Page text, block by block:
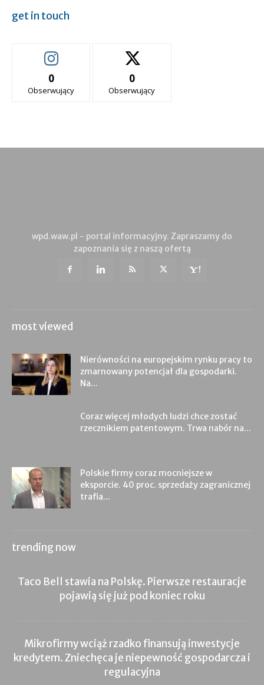
get in touch
0
Obserwujący
0
Obserwujący
wpd.waw.pl - portal informacyjny. Zapraszamy do
zapoznania się z naszą ofertą
most viewed
Nierówności na europejskim rynku pracy to
zmarnowany potencjał dla gospodarki.
Na...
Coraz więcej młodych ludzi chce zostać
rzecznikiem patentowym. Trwa nabór na...
Polskie firmy coraz mocniejsze w
eksporcie. 40 proc. sprzedaży zagranicznej
trafia...
trending now
Taco Bell stawia na Polskę. Pierwsze restauracje
pojawią się już pod koniec roku
Mikrofirmy wciąż rzadko finansują inwestycje
kredytem. Zniechęca je niepewność gospodarcza i
regulacyjna